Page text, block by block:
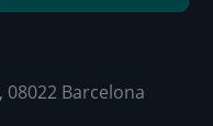
08022 Barcelona